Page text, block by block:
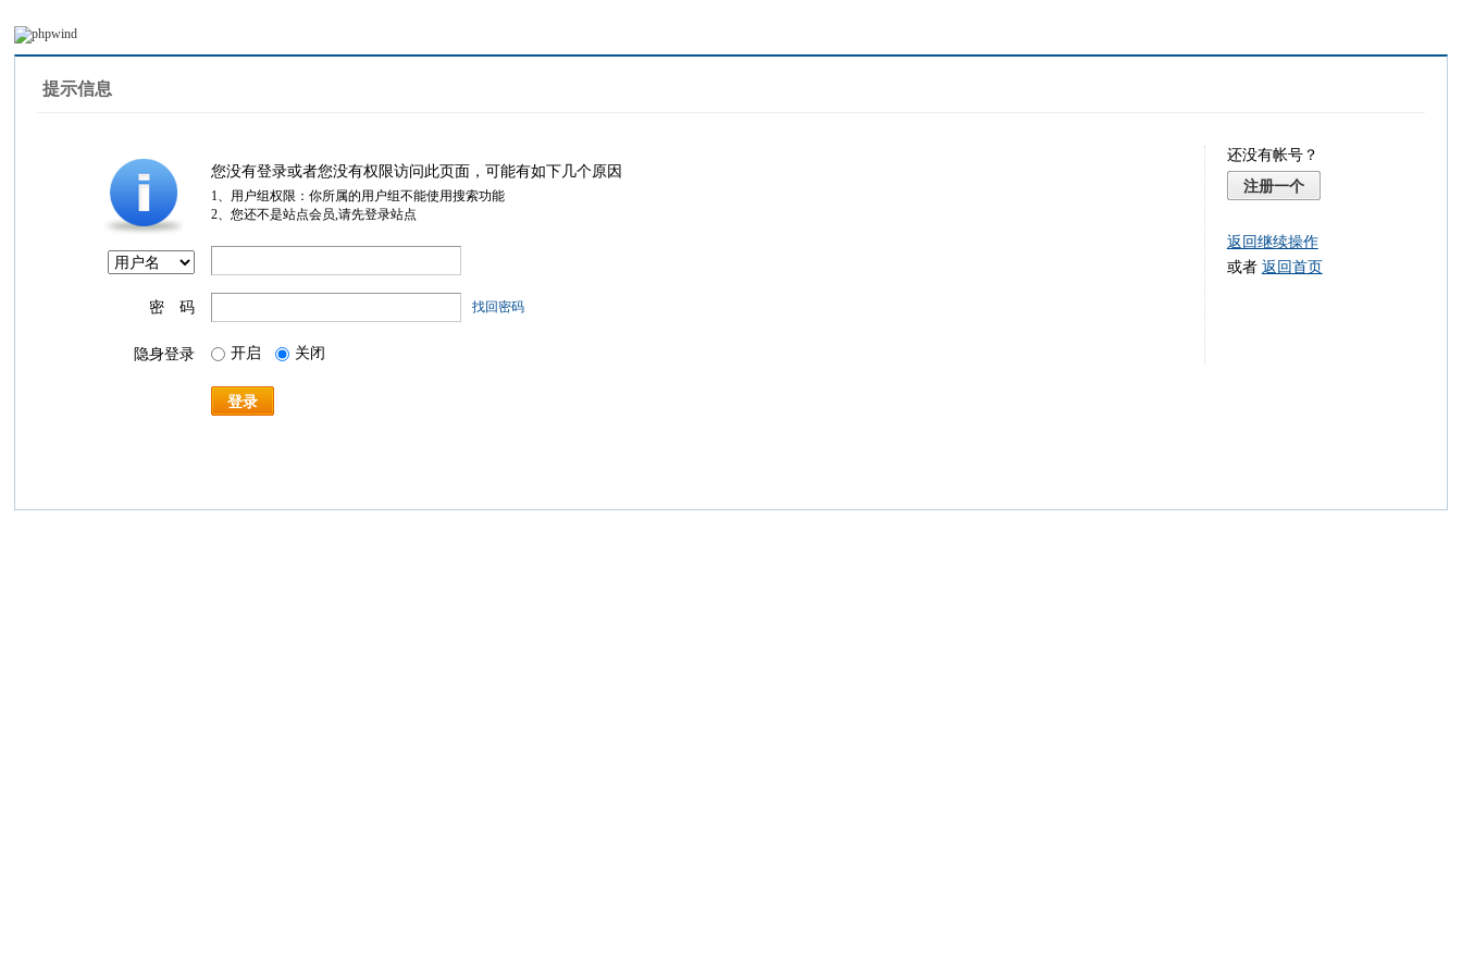
提示信息
您没有登录或者您没有权限访问此页面，可能有如下几个原因
1、用户组权限：你所属的用户组不能使用搜索功能
2、您还不是站点会员,请先登录站点
密 码 找回密码
隐身登录 开启 关闭
登录
还没有帐号？
注册一个
返回继续操作
或者 返回首页